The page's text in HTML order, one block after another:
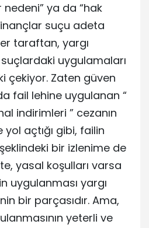
nedeni” ya da “hak
suçu adeta
taraftan, yargı
uygulamaları
çekiyor. Zaten güven
fail lehine uygulanan “
indirimleri ” cezanın
açtığı gibi, failin
bir izlenime de
yasal koşulları varsa
uygulanması yargı
bir parçasıdır. Ama,
yeterli ve